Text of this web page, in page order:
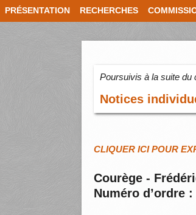
PRÉSENTATION RECHERCHES
Poursuivis à la suite du
Notices
CLIQUER ICI POUR
Courège -
Numéro d’ordre